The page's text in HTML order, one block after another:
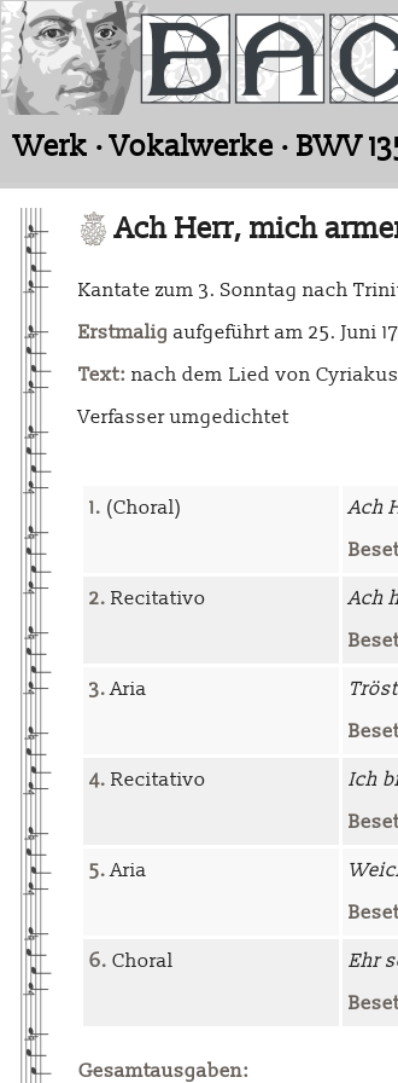
Werk · Vokalwerke · BWV
Ach Herr, mich
Kantate zum 3. Sonntag nach
Erstmalig aufgeführt am 25. Juni
Text: nach dem Lied von
Verfasser umgedichtet
1. (Choral)
Ach
2. Recitativo
Ach
3.Aria
4. Recitativo
Ich
5.Aria
6. Choral
Ehr
Gesamtausgaben: